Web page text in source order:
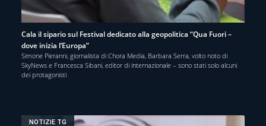
Cala il sipario sul Festival dedicato alla geopolitica “Qua Fuori –
dove inizia l’Europa”
Simone Pieranni, giornalista di Chora Media, Barbara Serra, volto noto di
SkyNews e Francesca Sibani, editor di internazionale – sono stati solo alcuni
dei protagonisti
NOTIZIE TG